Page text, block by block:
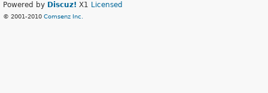
Powered by Discuz! X1 Licensed
© 2001-2010 Comsenz Inc.